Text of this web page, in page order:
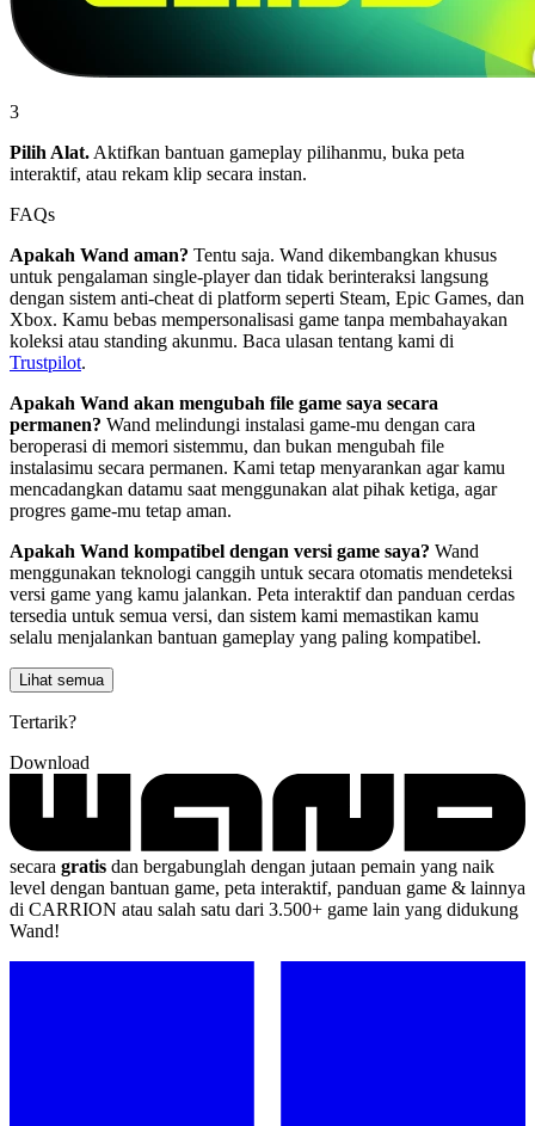
3
Pilih Alat. Aktifkan bantuan gameplay pilihanmu, buka peta
interaktif, atau rekam klip secara instan.
FAQs
Apakah Wand aman? Tentu saja. Wand dikembangkan khusus
untuk pengalaman single-player dan tidak berinteraksi langsung
dengan sistem anti-cheat di platform seperti Steam, Epic Games, dan
Xbox. Kamu bebas mempersonalisasi game tanpa membahayakan
koleksi atau standing akunmu. Baca ulasan tentang kami di
Trustpilot.
Apakah Wand akan mengubah file game saya secara
permanen? Wand melindungi instalasi game-mu dengan cara
beroperasi di memori sistemmu, dan bukan mengubah file
instalasimu secara permanen. Kami tetap menyarankan agar kamu
mencadangkan datamu saat menggunakan alat pihak ketiga, agar
progres game-mu tetap aman.
Apakah Wand kompatibel dengan versi game saya? Wand
menggunakan teknologi canggih untuk secara otomatis mendeteksi
versi game yang kamu jalankan. Peta interaktif dan panduan cerdas
tersedia untuk semua versi, dan sistem kami memastikan kamu
selalu menjalankan bantuan gameplay yang paling kompatibel.
Lihat semua
Tertarik?
Download
secara gratis dan bergabunglah dengan jutaan pemain yang naik
level dengan bantuan game, peta interaktif, panduan game & lainnya
di CARRION atau salah satu dari 3.500+ game lain yang didukung
Wand!